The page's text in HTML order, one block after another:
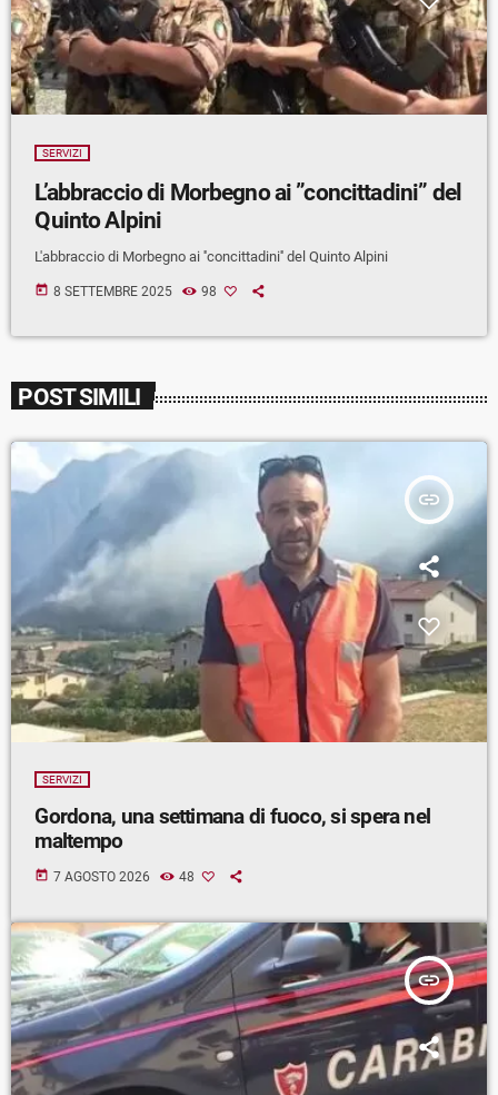
SERVIZI
L’abbraccio di Morbegno ai ”concittadini” del
Quinto Alpini
L'abbraccio di Morbegno ai ''concittadini'' del Quinto Alpini
today 8 SETTEMBRE 2025 98
POST SIMILI
insert_link
SERVIZI
Gordona, una settimana di fuoco, si spera nel
maltempo
today 7 AGOSTO 2026 48
insert_link